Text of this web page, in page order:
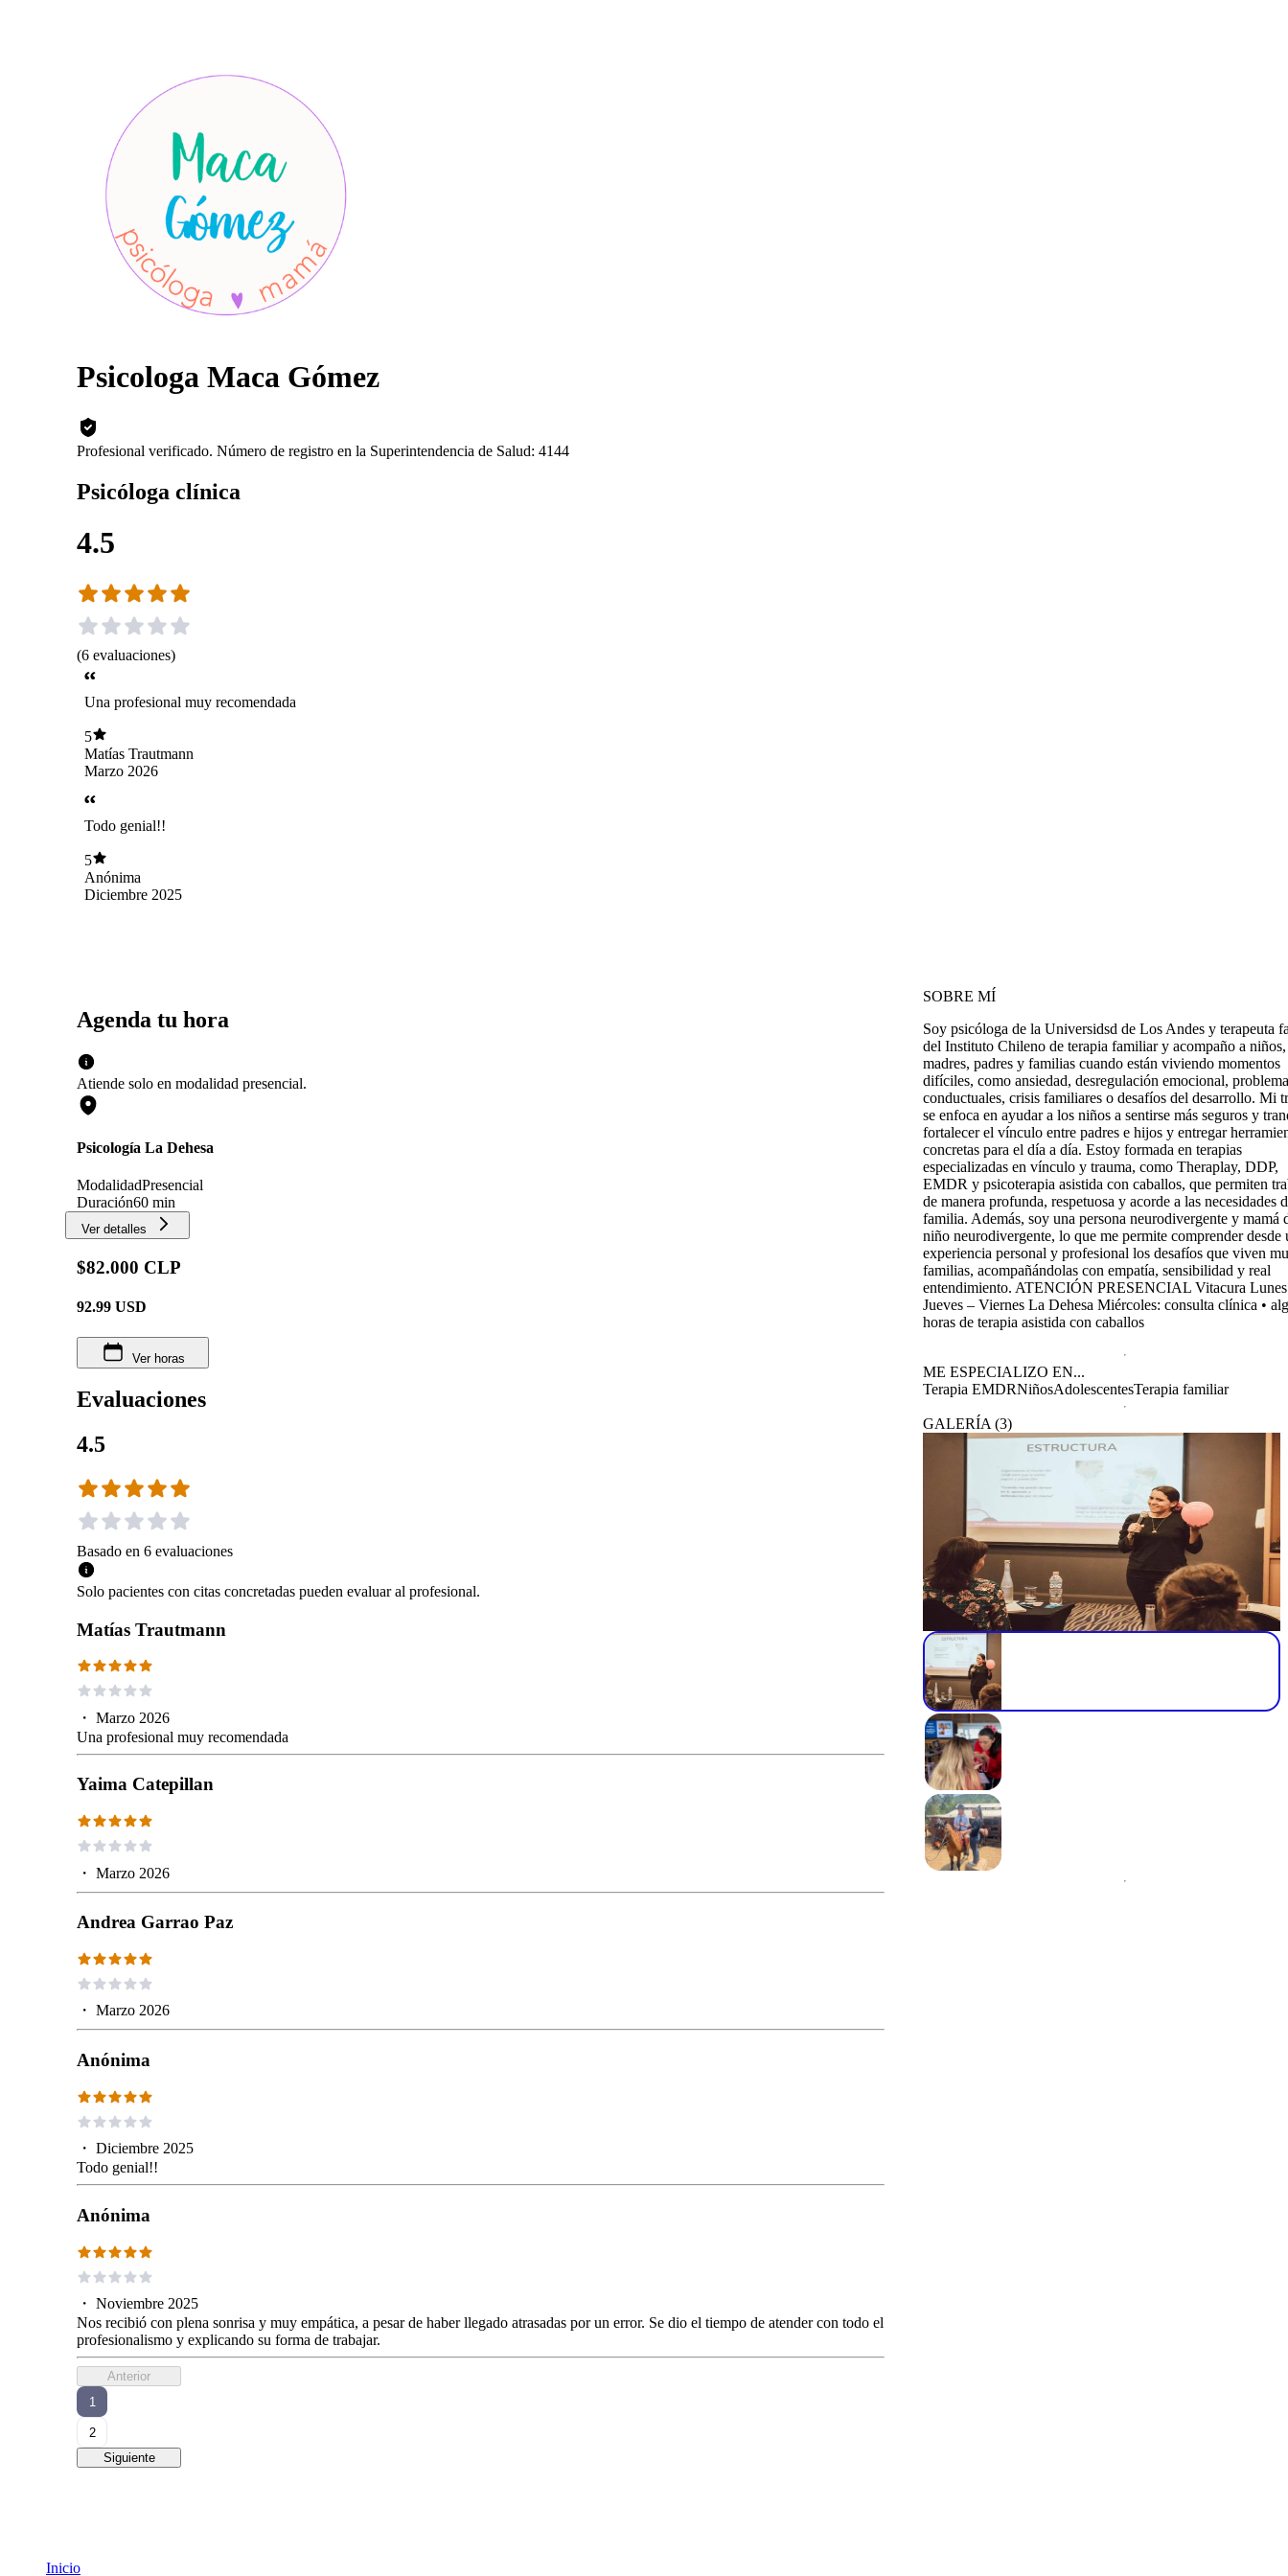
Psicologa Maca Gómez
Profesional verificado. Número de registro en la Superintendencia de Salud: 4144
Psicóloga clínica
4.5
(6 evaluaciones)
Una profesional muy recomendada
5
Matías Trautmann
Marzo 2026
Todo genial!!
5
Anónima
Diciembre 2025
Agenda tu hora
Atiende solo en modalidad presencial.
Psicología La Dehesa
ModalidadPresencial
Duración60 min
Ver detalles
$82.000 CLP
92.99 USD
Ver horas
Evaluaciones
4.5
Basado en 6 evaluaciones
Solo pacientes con citas concretadas pueden evaluar al profesional.
Matías Trautmann
・ Marzo 2026
Una profesional muy recomendada
Yaima Catepillan
・ Marzo 2026
Andrea Garrao Paz
・ Marzo 2026
Anónima
・ Diciembre 2025
Todo genial!!
Anónima
・ Noviembre 2025
Nos recibió con plena sonrisa y muy empática, a pesar de haber llegado atrasadas por un error. Se dio el tiempo de atender con todo el
profesionalismo y explicando su forma de trabajar.
Anterior
1
2
Siguiente
SOBRE MÍ
Soy psicóloga de la Universidsd de Los Andes y terapeuta
del Instituto Chileno de terapia familiar y acompaño a niños,
madres, padres y familias cuando están viviendo momentos
difíciles, como ansiedad, desregulación emocional,
conductuales, crisis familiares o desafíos del desarrollo. Mi
se enfoca en ayudar a los niños a sentirse más seguros y
fortalecer el vínculo entre padres e hijos y entregar
concretas para el día a día. Estoy formada en terapias
especializadas en vínculo y trauma, como Theraplay, DDP,
EMDR y psicoterapia asistida con caballos, que permiten
de manera profunda, respetuosa y acorde a las necesidades
familia. Además, soy una persona neurodivergente y mamá
niño neurodivergente, lo que me permite comprender desde
experiencia personal y profesional los desafíos que viven
familias, acompañándolas con empatía, sensibilidad y real
entendimiento. ATENCIÓN PRESENCIAL Vitacura
Jueves – Viernes La Dehesa Miércoles: consulta clínica •
horas de terapia asistida con caballos
ME ESPECIALIZO EN...
Terapia EMDRNiñosAdolescentesTerapia familiar
GALERÍA (3)
Inicio